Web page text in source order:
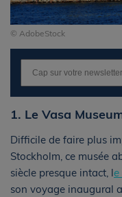
© AdobeStock
1. Le Vasa
Difficile de faire plus
Stockholm, ce musée
siècle presque intact, le
son voyage inaugural